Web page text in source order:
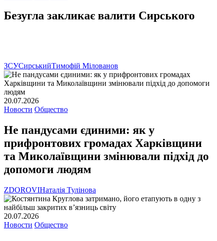
Безугла закликає валити Сирського
ЗСУСирськийТимофій Мілованов
20.07.2026
Новости Общество
Не пандусами єдиними: як у
прифронтових громадах Харківщини
та Миколаївщини змінювали підхід до
допомоги людям
ZDOROVIНаталія Тулінова
20.07.2026
Новости Общество